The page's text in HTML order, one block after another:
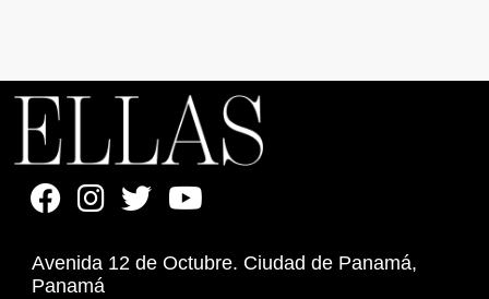
Avenida 12 de Octubre. Ciudad de Panamá,
Panamá